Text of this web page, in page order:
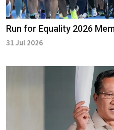
Run for Equality 2026
31 Jul 2026